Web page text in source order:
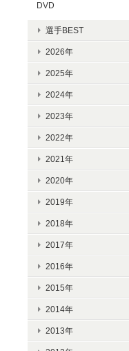
DVD
選手BEST
2026年
2025年
2024年
2023年
2022年
2021年
2020年
2019年
2018年
2017年
2016年
2015年
2014年
2013年